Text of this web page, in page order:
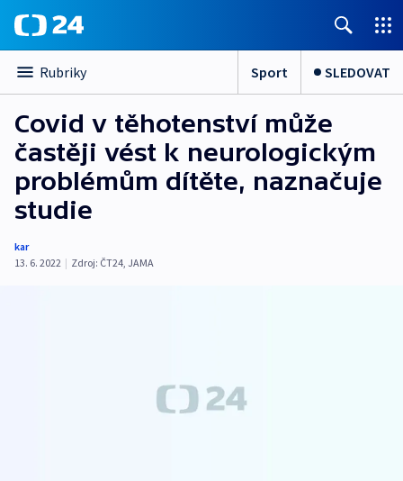
Rubriky Sport SLEDOVAT
Covid v těhotenství může
častěji vést k neurologickým
problémům dítěte, naznačuje
studie
kar
13. 6. 2022 | Zdroj: ČT24, JAMA